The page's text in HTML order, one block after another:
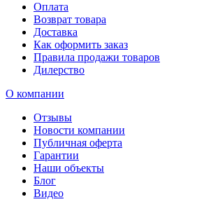
Оплата
Возврат товара
Доставка
Как оформить заказ
Правила продажи товаров
Дилерство
О компании
Отзывы
Новости компании
Публичная оферта
Гарантии
Наши объекты
Блог
Видео